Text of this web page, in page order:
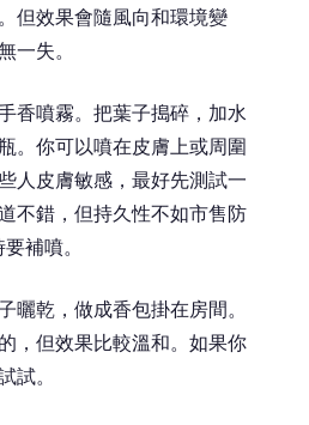
但效果會隨風向和環境變
一失。
香噴霧。把葉子搗碎，加水
。你可以噴在皮膚上或周圍
人皮膚敏感，最好先測試一
不錯，但持久性不如市售防
補噴。
曬乾，做成香包掛在房間。
，但效果比較溫和。如果你
試。